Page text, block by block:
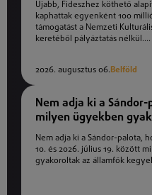
Újabb, Fideszhez köthető
kaphattak egyenként 100
támogatást a Nemzeti
keretéből pályáztatás nélkül....
2026. augusztus 06.Belföld
Nem adja ki a
milyen ügyekben
államfők kegyelmet
Nem adja ki a Sándor-palota,
10. és 2026. július 19. között
gyakoroltak az államfők